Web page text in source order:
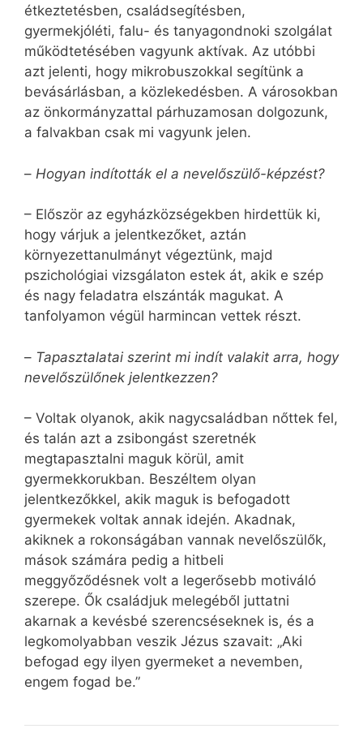
étkeztetésben, családsegítésben,
gyermekjóléti, falu- és tanyagondnoki szolgálat
működtetésében vagyunk aktívak. Az utóbbi
azt jelenti, hogy mikrobuszokkal segítünk a
bevásárlásban, a közlekedésben. A városokban
az önkormányzattal párhuzamosan dolgozunk,
a falvakban csak mi vagyunk jelen.
– Hogyan indították el a nevelőszülő-képzést?
– Először az egyházközségekben hirdettük ki,
hogy várjuk a jelentkezőket, aztán
környezettanulmányt végeztünk, majd
pszichológiai vizsgálaton estek át, akik e szép
és nagy feladatra elszánták magukat. A
tanfolyamon végül harmincan vettek részt.
– Tapasztalatai szerint mi indít valakit arra, hogy
nevelőszülőnek jelentkezzen?
– Voltak olyanok, akik nagycsaládban nőttek fel,
és talán azt a zsibongást szeretnék
megtapasztalni maguk körül, amit
gyermekkorukban. Beszéltem olyan
jelentkezőkkel, akik maguk is befogadott
gyermekek voltak annak idején. Akadnak,
akiknek a rokonságában vannak nevelőszülők,
mások számára pedig a hitbeli
meggyőződésnek volt a legerősebb motiváló
szerepe. Ők családjuk melegéből juttatni
akarnak a kevésbé szerencséseknek is, és a
legkomolyabban veszik Jézus szavait: „Aki
befogad egy ilyen gyermeket a nevemben,
engem fogad be.”